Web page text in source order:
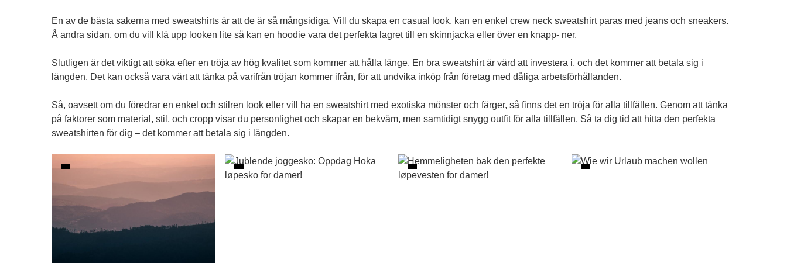
En av de bästa sakerna med sweatshirts är att de är så mångsidiga. Vill du skapa en casual look, kan en enkel crew neck sweatshirt paras med jeans och sneakers.
Å andra sidan, om du vill klä upp looken lite så kan en hoodie vara det perfekta lagret till en skinnjacka eller över en knapp- ner.
Slutligen är det viktigt att söka efter en tröja av hög kvalitet som kommer att hålla länge. En bra sweatshirt är värd att investera i, och det kommer att betala sig i
längden. Det kan också vara värt att tänka på varifrån tröjan kommer ifrån, för att undvika inköp från företag med dåliga arbetsförhållanden.
Så, oavsett om du föredrar en enkel och stilren look eller vill ha en sweatshirt med exotiska mönster och färger, så finns det en tröja för alla tillfällen. Genom att tänka
på faktorer som material, stil, och cropp visar du personlighet och skapar en bekväm, men samtidigt snygg outfit för alla tillfällen. Så ta dig tid att hitta den perfekta
sweatshirten för dig – det kommer att betala sig i längden.